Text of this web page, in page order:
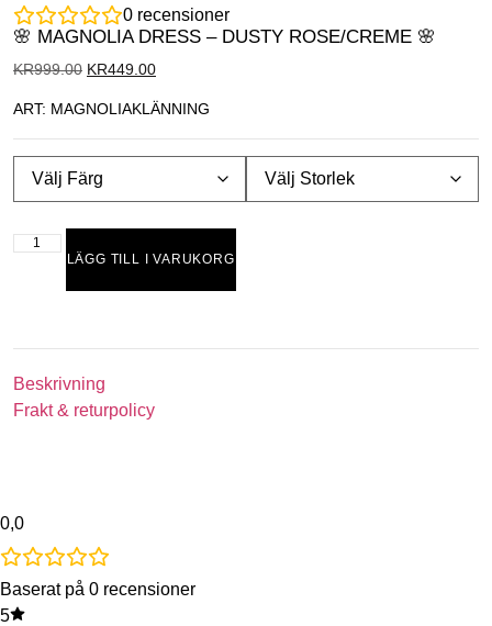
0 recensioner
🌸 MAGNOLIA DRESS – DUSTY ROSE/CREME 🌸
KR999.00 KR449.00
ART: MAGNOLIAKLÄNNING
LÄGG TILL I VARUKORG
Beskrivning
Frakt & returpolicy
0,0
Baserat på 0 recensioner
5